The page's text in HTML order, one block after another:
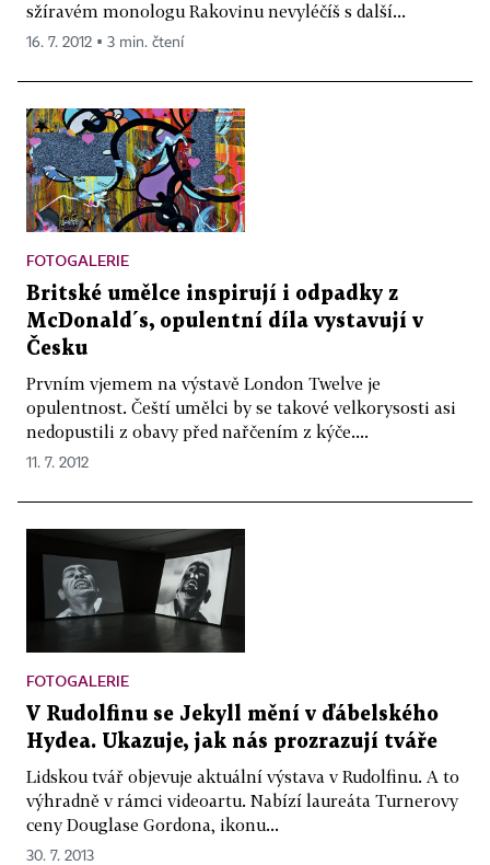
sžíravém monologu Rakovinu nevyléčíš s další...
16. 7. 2012 ▪ 3 min. čtení
FOTOGALERIE
Britské umělce inspirují i odpadky z
McDonald´s, opulentní díla vystavují v
Česku
Prvním vjemem na výstavě London Twelve je
opulentnost. Čeští umělci by se takové velkorysosti asi
nedopustili z obavy před nařčením z kýče....
11. 7. 2012
FOTOGALERIE
V Rudolfinu se Jekyll mění v ďábelského
Hydea. Ukazuje, jak nás prozrazují tváře
Lidskou tvář objevuje aktuální výstava v Rudolfinu. A to
výhradně v rámci videoartu. Nabízí laureáta Turnerovy
ceny Douglase Gordona, ikonu...
30. 7. 2013